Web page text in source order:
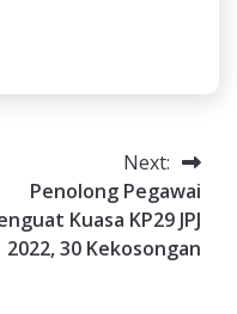
Next:
Penolong Pegawai
Kuasa KP29 JPJ
2022, 30 Kekosongan